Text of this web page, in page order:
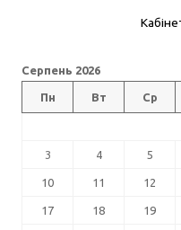
Серпень 2026
Пн Вт Ср
3 4 5
10 11 12
17 18 19